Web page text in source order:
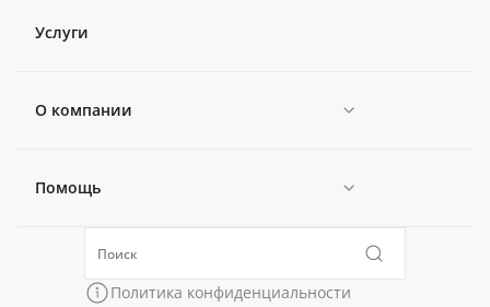
Услуги
О компании
Новости
Политика конфиденциальности
Помощь
Коллекции
Политика конфиденциальности